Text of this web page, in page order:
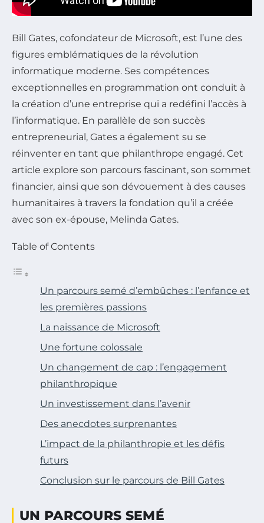
Bill Gates, cofondateur de Microsoft, est l’une des
figures emblématiques de la révolution
informatique moderne. Ses compétences
exceptionnelles en programmation ont conduit à
la création d’une entreprise qui a redéfini l’accès à
l’informatique. En parallèle de son succès
entrepreneurial, Gates a également su se
réinventer en tant que philanthrope engagé. Cet
article explore son parcours fascinant, son sommet
financier, ainsi que son dévouement à des causes
humanitaires à travers la fondation qu’il a créée
avec son ex-épouse, Melinda Gates.
Table of Contents
Un parcours semé d’embûches : l’enfance et
les premières passions
La naissance de Microsoft
Une fortune colossale
Un changement de cap : l’engagement
philanthropique
Un investissement dans l’avenir
Des anecdotes surprenantes
L’impact de la philanthropie et les défis
futurs
Conclusion sur le parcours de Bill Gates
UN PARCOURS SEMÉ